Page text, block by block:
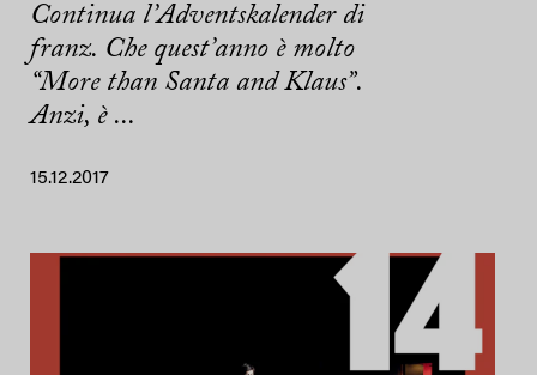
Continua l’Adventskalender di
franz. Che quest’anno è molto
“More than Santa and Klaus”.
Anzi, è ...
15.12.2017